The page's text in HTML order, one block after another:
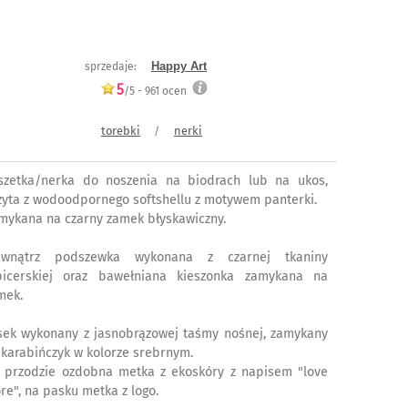
sprzedaje: Happy Art
5/5 - 961 ocen
torebki / nerki
nerka do noszenia na biodrach lub na ukos,
z wodoodpornego softshellu z motywem panterki.
na czarny zamek błyskawiczny.
podszewka wykonana z czarnej tkaniny
oraz bawełniana kieszonka zamykana na
wykonany z jasnobrązowej taśmy nośnej, zamykany
w kolorze srebrnym.
przodzie ozdobna metka z ekoskóry z napisem "love
na pasku metka z logo.